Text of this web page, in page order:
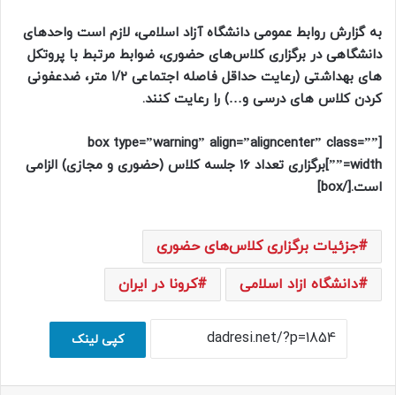
به گزارش روابط عمومی دانشگاه آزاد اسلامی،‌ لازم است واحدهای
دانشگاهی در برگزاری کلاس‌های حضوری، ضوابط مرتبط با پروتکل
های بهداشتی (رعایت حداقل فاصله اجتماعی ۱/۲ متر، ضدعفونی
کردن کلاس های درسی و…) را رعایت کنند.
[box type=”warning” align=”aligncenter” class=””
width=””]برگزاری تعداد ۱۶ جلسه کلاس (حضوری و مجازی) الزامی
است.[/box]
جزئیات برگزاری کلاس‌های حضوری
دانشگاه ازاد اسلامی
کرونا در ایران
کپی لینک